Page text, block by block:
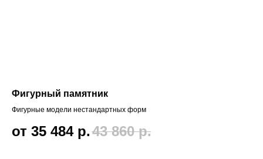
Фигурный памятник
Фигурные модели нестандартных форм
от 35 484 р.43 860 р.